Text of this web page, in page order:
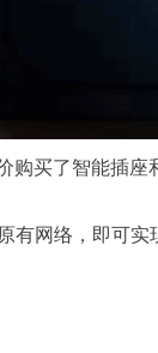
购买了智能插
有网络，即可